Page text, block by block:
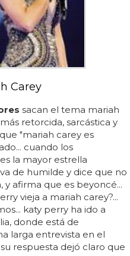
Carey
sacan el tema mariah
retorcida, sarcástica y
"mariah carey es
cuando los
la mayor estrella
de humilde y dice que no
y afirma que es beyoncé...
vieja a mariah carey?...
katy perry ha ido a
donde está de
larga entrevista en el
respuesta dejó claro que